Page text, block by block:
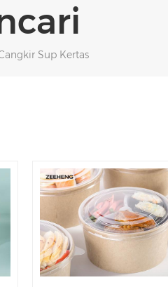
Sup Kertas